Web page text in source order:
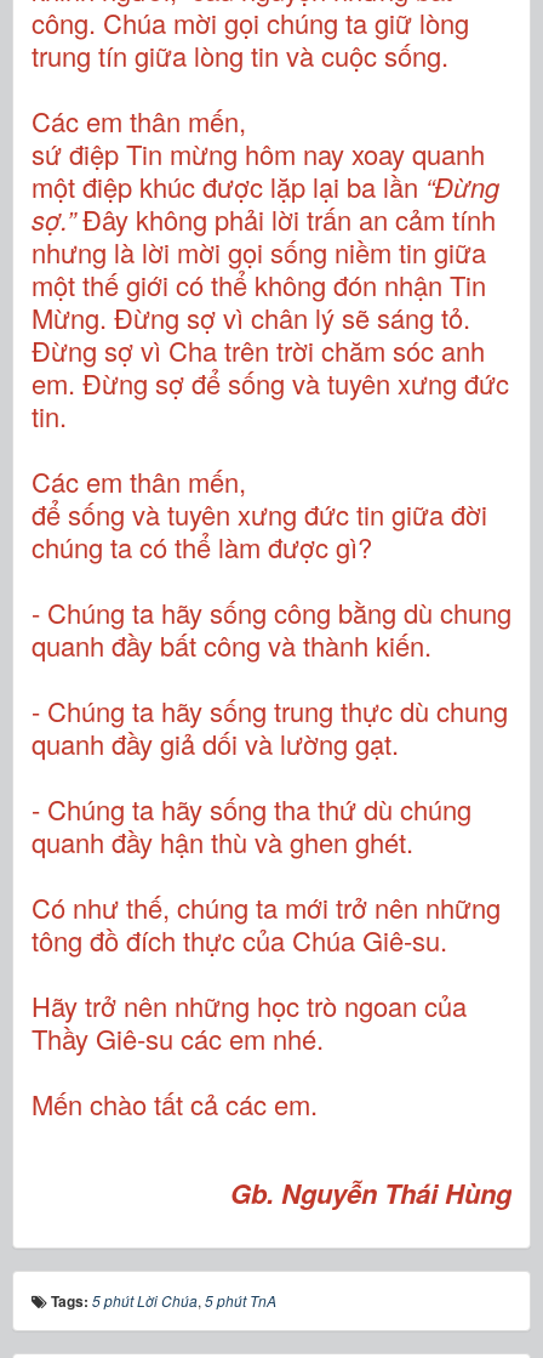
công. Chúa mời gọi chúng ta giữ lòng
trung tín giữa lòng tin và cuộc sống.
Các em thân mến,
sứ điệp Tin mừng hôm nay xoay quanh
một điệp khúc được lặp lại ba lần “Đừng
sợ.”Đây không phải lời trấn an cảm tính
nhưng là lời mời gọi sống niềm tin giữa
một thế giới có thể không đón nhận Tin
Mừng. Đừng sợ vì chân lý sẽ sáng tỏ.
Đừng sợ vì Cha trên trời chăm sóc anh
em. Đừng sợ để sống và tuyên xưng đức
tin.
Các em thân mến,
để sống và tuyên xưng đức tin giữa đời
chúng ta có thể làm được gì?
- Chúng ta hãy sống công bằng dù chung
quanh đầy bất công và thành kiến.
- Chúng ta hãy sống trung thực dù chung
quanh đầy giả dối và lường gạt.
- Chúng ta hãy sống tha thứ dù chúng
quanh đầy hận thù và ghen ghét.
Có như thế, chúng ta mới trở nên những
tông đồ đích thực của Chúa Giê-su.
Hãy trở nên những học trò ngoan của
Thầy Giê-su các em nhé.
Mến chào tất cả các em.
Gb. Nguyễn Thái Hùng
Tags: 5 phút Lời Chúa, 5 phút TnA